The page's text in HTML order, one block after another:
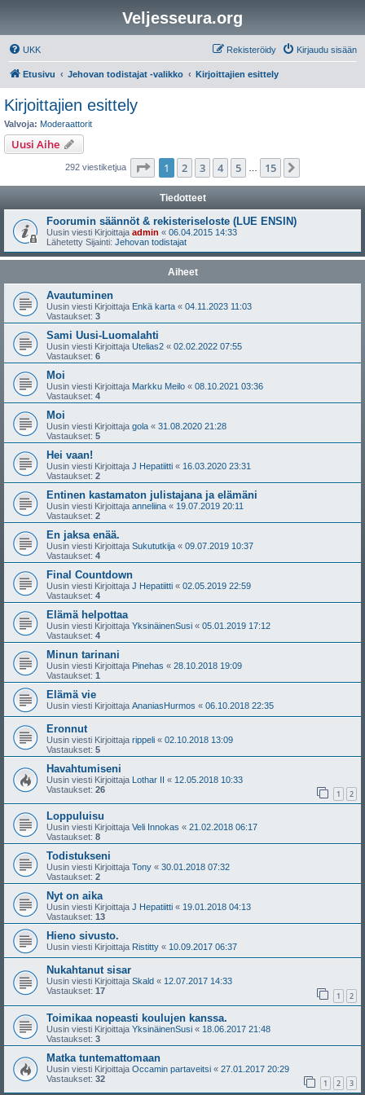
Veljesseura.org
UKK Kirjaudu sisään
Rekisteröidy
Etusivu Jehovan todistajat -valikko Kirjoittajien esittely
Kirjoittajien esittely
Valvoja: Moderaattorit
Uusi Aihe
292 viestiketjua Sivu /15
1 2 3 4 5 15
Tiedotteet
Foorumin säännöt & rekisteriseloste (LUE ENSIN)
Uusin viesti Kirjoittaja admin « 06.04.2015 14:33
Lähetetty Sijainti: Jehovan todistajat
Aiheet
Avautuminen
Uusin viesti Kirjoittaja Enkä karta « 04.11.2023 11:03
Vastaukset: 3
Sami Uusi-Luomalahti
Uusin viesti Kirjoittaja Utelias2 « 02.02.2022 07:55
Vastaukset: 6
Moi
Uusin viesti Kirjoittaja Markku Meilo « 08.10.2021 03:36
Vastaukset: 4
Moi
Uusin viesti Kirjoittaja gola « 31.08.2020 21:28
Vastaukset: 5
Hei vaan!
Uusin viesti Kirjoittaja J Hepatiitti « 16.03.2020 23:31
Vastaukset: 2
Entinen kastamaton julistajana ja elämäni
Uusin viesti Kirjoittaja anneliina « 19.07.2019 20:11
Vastaukset: 2
En jaksa enää.
Uusin viesti Kirjoittaja Sukututkija « 09.07.2019 10:37
Vastaukset: 4
Final Countdown
Uusin viesti Kirjoittaja J Hepatiitti « 02.05.2019 22:59
Vastaukset: 4
Elämä helpottaa
Uusin viesti Kirjoittaja YksinäinenSusi « 05.01.2019 17:12
Vastaukset: 4
Minun tarinani
Uusin viesti Kirjoittaja Pinehas « 28.10.2018 19:09
Vastaukset: 1
Elämä vie
Uusin viesti Kirjoittaja AnaniasHurmos « 06.10.2018 22:35
Eronnut
Uusin viesti Kirjoittaja rippeli « 02.10.2018 13:09
Vastaukset: 5
Havahtumiseni
Uusin viesti Kirjoittaja Lothar II « 12.05.2018 10:33
Vastaukset: 26 1 2
Loppuluisu
Uusin viesti Kirjoittaja Veli Innokas « 21.02.2018 06:17
Vastaukset: 8
Todistukseni
Uusin viesti Kirjoittaja Tony « 30.01.2018 07:32
Vastaukset: 2
Nyt on aika
Uusin viesti Kirjoittaja J Hepatiitti « 19.01.2018 04:13
Vastaukset: 13
Hieno sivusto.
Uusin viesti Kirjoittaja Ristitty « 10.09.2017 06:37
Nukahtanut sisar
Uusin viesti Kirjoittaja Skald « 12.07.2017 14:33
Vastaukset: 17 1 2
Toimikaa nopeasti koulujen kanssa.
Uusin viesti Kirjoittaja YksinäinenSusi « 18.06.2017 21:48
Vastaukset: 3
Matka tuntemattomaan
Uusin viesti Kirjoittaja Occamin partaveitsi « 27.01.2017 20:29
Vastaukset: 32 1 2 3